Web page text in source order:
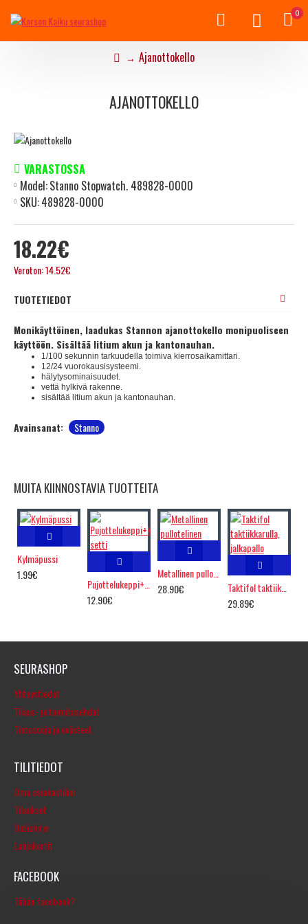
0
Ajanottokello
AJANOTTOKELLO
18.22€
Veroton: 14.52€
VARASTOSSA
Model:Stanno Stopwatch. 489828-0000
SKU:489828-0000
TUOTETIEDOT
Monikäyttöinen, laadukas Stannon ajanottokello monipuoliseen
käyttöön. Sisältää litium akun ja kantonauhan.
1/100 sekunnin tarkuudella toimiva kierrosaikamittari.
12/24 vuorokausisysteemi.
hälytysominaisuudet.
vettä hylkivä rakenne.
sisältää litium akun ja kantonauhan.
Avainsanat: Stanno
MUITA KIINNOSTAVIA TUOTTEITA
Kylmäpussi
1.99€
12.90€
Metallinen pullotelinen
28.90€
Taktifol taktiikkarulla, jalkapallo
29.89€
SEURASHOP
Yhteystiedot
Tilaus- ja toimitusehdot
Tietosuoja ja evästeet
TILITIEDOT
Oma asiakastilini
Tilaukset
Uutiskirje
Lahjakortit
FACEBOOK
Tähän facebook?